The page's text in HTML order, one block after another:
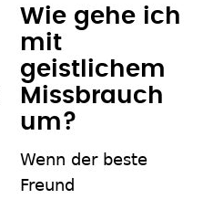
Wie gehe ich
mit
geistlichem
Missbrauch
um?
Wenn der beste
Freund